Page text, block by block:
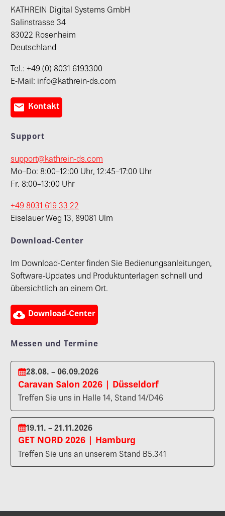
KATHREIN Digital Systems GmbH
Salinstrasse 34
83022 Rosenheim
Deutschland
Tel.: +49 (0) 8031 6193300
E-Mail: info@kathrein-ds.com
 Kontakt
Support
support@kathrein-ds.com
Mo–Do: 8:00–12:00 Uhr, 12:45–17:00 Uhr
Fr. 8:00–13:00 Uhr
+49 8031 619 33 22
Eiselauer Weg 13, 89081 Ulm
Download-Center
Im Download-Center finden Sie Bedienungsanleitungen,
Software-Updates und Produktunterlagen schnell und
übersichtlich an einem Ort.
 Download-Center
Messen und Termine
28.08. – 06.09.2026
Caravan Salon 2026 | Düsseldorf
Treffen Sie uns in Halle 14, Stand 14/D46
19.11. – 21.11.2026
GET NORD 2026 | Hamburg
Treffen Sie uns an unserem Stand B5.341